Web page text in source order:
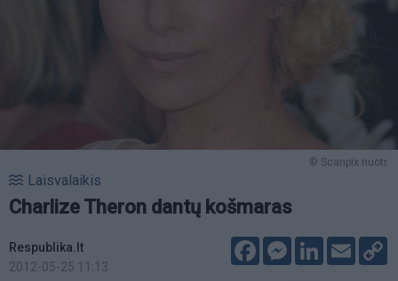
© Scanpix nuotr.
Laisvalaikis
Charlize Theron dantų košmaras
Respublika.lt
2012-05-25 11:13
FacebookMessenger
LinkedIn
Email